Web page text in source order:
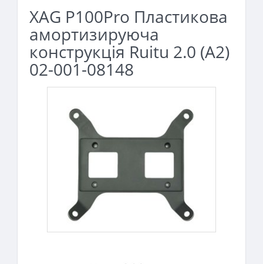
XAG P100Pro Пластикова
амортизируюча
конструкція Ruitu 2.0 (A2)
02-001-08148